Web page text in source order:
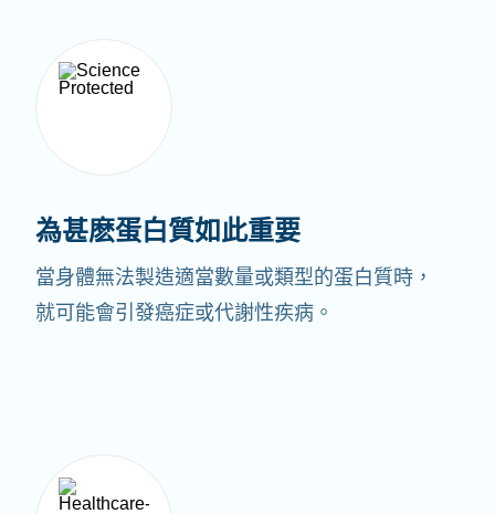
為甚麽蛋白質如此重要
當身體無法製造適當數量或類型的蛋白質時，
就可能會引發癌症或代謝性疾病。